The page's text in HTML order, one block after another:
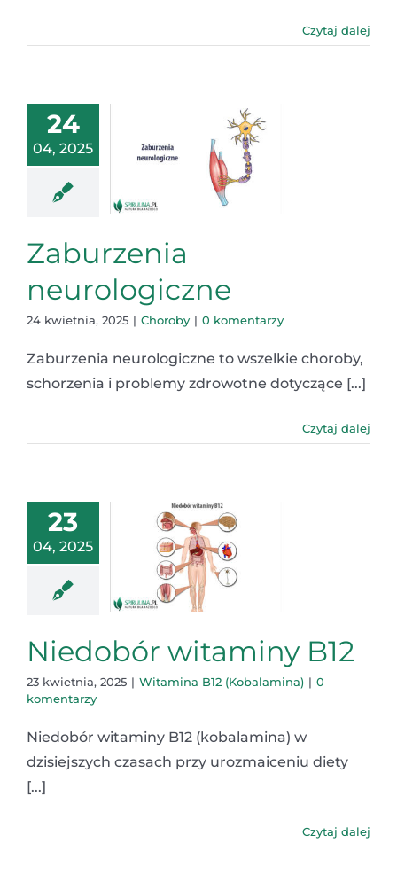
Czytaj dalej
24
04, 2025
Zaburzenia
neurologiczne
24 kwietnia, 2025 | Choroby | 0 komentarzy
Zaburzenia neurologiczne to wszelkie choroby,
schorzenia i problemy zdrowotne dotyczące [...]
Czytaj dalej
23
04, 2025
Niedobór witaminy B12
23 kwietnia, 2025 | Witamina B12 (Kobalamina) | 0
komentarzy
Niedobór witaminy B12 (kobalamina) w
dzisiejszych czasach przy urozmaiceniu diety
[...]
Czytaj dalej